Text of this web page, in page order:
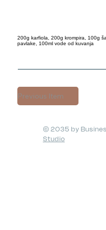
200g karfiola, 200g krompira, 100g
pavlake, 100ml vode od kuvanja
Previous Item
© 2035 by
Studio